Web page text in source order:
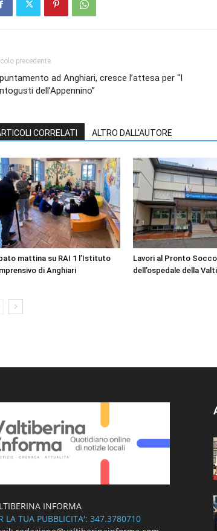
precedente
ad Anghiari, cresce l’attesa per “I
dell’Appennino”
CORRELATI ALTRO DALL'AUTORE
mattina su RAI 1 l’Istituto
di Anghiari
Lavori al Pronto
dell’ospedale della
INFORMA
LA TUA PUBBLICITA': 347.3780710